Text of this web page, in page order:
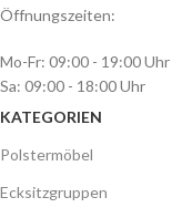
Öffnungszeiten:
Mo-Fr: 09:00 - 19:00 Uhr
Sa: 09:00 - 18:00 Uhr
KATEGORIEN
Polstermöbel
Ecksitzgruppen